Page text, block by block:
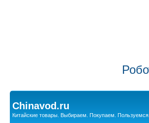
Chinavod.ru
Китайские товары. Выбираем. Покупаем. Пользуемся.